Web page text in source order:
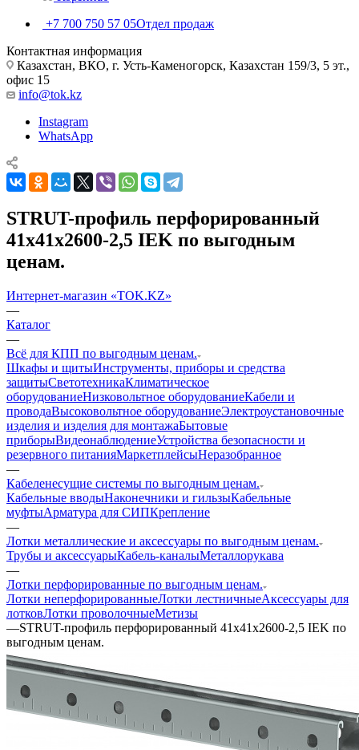
+7 700 750 57 05Отдел продаж
Контактная информация
Казахстан, ВКО, г. Усть-Каменогорск, Казахстан 159/3, 5 эт.,
офис 15
info@tok.kz
Instagram
WhatsApp
STRUT-профиль перфорированный
41x41х2600-2,5 IEK по выгодным
ценам.
Интернет-магазин «TOK.KZ»
—
Каталог
—
Всё для КПП по выгодным ценам.
Шкафы и щитыИнструменты, приборы и средства
защитыСветотехникаКлиматическое
оборудованиеНизковольтное оборудованиеКабели и
проводаВысоковольтное оборудованиеЭлектроустановочные
изделия и изделия для монтажаБытовые
приборыВидеонаблюдениеУстройства безопасности и
резервного питанияМаркетплейсыНеразобранное
—
Кабеленесущие системы по выгодным ценам.
Кабельные вводыНаконечники и гильзыКабельные
муфтыАрматура для СИПКрепление
—
Лотки металлические и аксессуары по выгодным ценам.
Трубы и аксессуарыКабель-каналыМеталлорукава
—
Лотки перфорированные по выгодным ценам.
Лотки неперфорированныеЛотки лестничныеАксессуары для
лотковЛотки проволочныеМетизы
—STRUT-профиль перфорированный 41x41х2600-2,5 IEK по
выгодным ценам.